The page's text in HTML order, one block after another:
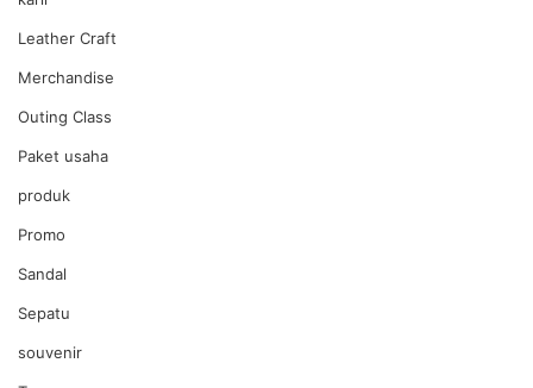
Leather Craft
Merchandise
Outing Class
Paket usaha
produk
Promo
Sandal
Sepatu
souvenir